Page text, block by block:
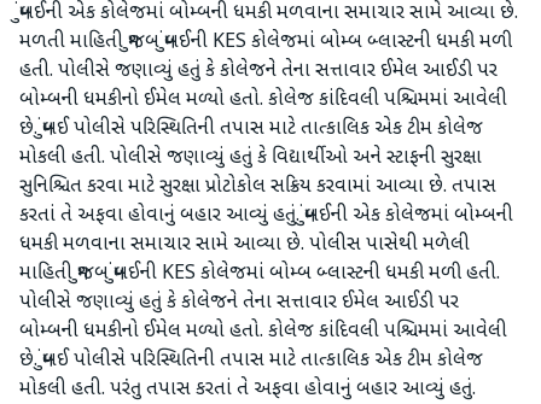
મુંબઈની એક કોલેજમાં બોમ્બની ધમકી મળવાના સમાચાર સામે આવ્યા છે.
મળતી માહિતી મુજબ મુંબઈની KES કોલેજમાં બોમ્બ બ્લાસ્ટની ધમકી મળી
હતી. પોલીસે જણાવ્યું હતું કે કોલેજને તેના સત્તાવાર ઈમેલ આઈડી પર
બોમ્બની ધમકીનો ઈમેલ મળ્યો હતો. કોલેજ કાંદિવલી પશ્ચિમમાં આવેલી
છે. મુંબઈ પોલીસે પરિસ્થિતિની તપાસ માટે તાત્કાલિક એક ટીમ કોલેજ
મોકલી હતી. પોલીસે જણાવ્યું હતું કે વિદ્યાર્થીઓ અને સ્ટાફની સુરક્ષા
સુનિશ્ચિત કરવા માટે સુરક્ષા પ્રોટોકોલ સક્રિય કરવામાં આવ્યા છે. તપાસ
કરતાં તે અફવા હોવાનું બહાર આવ્યું હતું. મુંબઈની એક કોલેજમાં બોમ્બની
ધમકી મળવાના સમાચાર સામે આવ્યા છે. પોલીસ પાસેથી મળેલી
માહિતી મુજબ મુંબઈની KES કોલેજમાં બોમ્બ બ્લાસ્ટની ધમકી મળી હતી.
પોલીસે જણાવ્યું હતું કે કોલેજને તેના સત્તાવાર ઈમેલ આઈડી પર
બોમ્બની ધમકીનો ઈમેલ મળ્યો હતો. કોલેજ કાંદિવલી પશ્ચિમમાં આવેલી
છે. મુંબઈ પોલીસે પરિસ્થિતિની તપાસ માટે તાત્કાલિક એક ટીમ કોલેજ
મોકલી હતી. પરંતુ તપાસ કરતાં તે અફવા હોવાનું બહાર આવ્યું હતું.